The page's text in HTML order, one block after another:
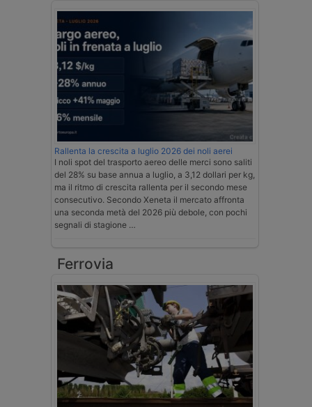
Rallenta la crescita a luglio 2026 dei noli aerei
I noli spot del trasporto aereo delle merci sono saliti
del 28% su base annua a luglio, a 3,12 dollari per kg,
ma il ritmo di crescita rallenta per il secondo mese
consecutivo. Secondo Xeneta il mercato affronta
una seconda metà del 2026 più debole, con pochi
segnali di stagione …
Ferrovia